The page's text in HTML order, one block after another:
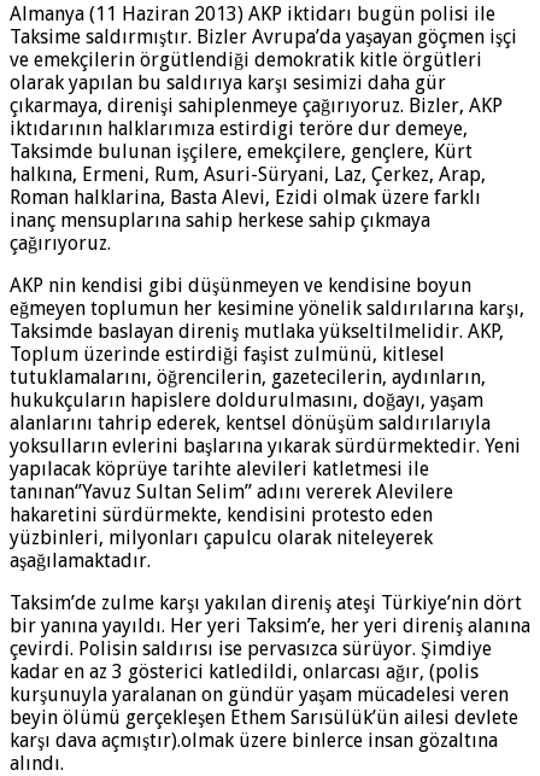
Almanya (11 Haziran 2013) AKP iktidarı bugün polisi ile
Taksime saldırmıştır. Bizler Avrupa’da yaşayan göçmen işçi
ve emekçilerin örgütlendiği demokratik kitle örgütleri
olarak yapılan bu saldırıya karşı sesimizi daha gür
çıkarmaya, direnişi sahiplenmeye çağırıyoruz. Bizler, AKP
iktıdarının halklarımıza estirdigi teröre dur demeye,
Taksimde bulunan işçilere, emekçilere, gençlere, Kürt
halkına, Ermeni, Rum, Asuri-Süryani, Laz, Çerkez, Arap,
Roman halklarina, Basta Alevi, Ezidi olmak üzere farklı
inanç mensuplarına sahip herkese sahip çıkmaya
çağırıyoruz.
AKP nin kendisi gibi düşünmeyen ve kendisine boyun
eğmeyen toplumun her kesimine yönelik saldırılarına karşı,
Taksimde baslayan direniş mutlaka yükseltilmelidir. AKP,
Toplum üzerinde estirdiği faşist zulmünü, kitlesel
tutuklamalarını, öğrencilerin, gazetecilerin, aydınların,
hukukçuların hapislere doldurulmasını, doğayı, yaşam
alanlarını tahrip ederek, kentsel dönüşüm saldırılarıyla
yoksulların evlerini başlarına yıkarak sürdürmektedir. Yeni
yapılacak köprüye tarihte alevileri katletmesi ile
tanınan‘’Yavuz Sultan Selim’’ adını vererek Alevilere
hakaretini sürdürmekte, kendisini protesto eden
yüzbinleri, milyonları çapulcu olarak niteleyerek
aşağılamaktadır.
Taksim’de zulme karşı yakılan direniş ateşi Türkiye’nin dört
bir yanına yayıldı. Her yeri Taksim’e, her yeri direniş alanına
çevirdi. Polisin saldırısı ise pervasızca sürüyor. Şimdiye
kadar en az 3 gösterici katledildi, onlarcası ağır, (polis
kurşunuyla yaralanan on gündür yaşam mücadelesi veren
beyin ölümü gerçekleşen Ethem Sarısülük’ün ailesi devlete
karşı dava açmıştır).olmak üzere binlerce insan gözaltına
alındı.